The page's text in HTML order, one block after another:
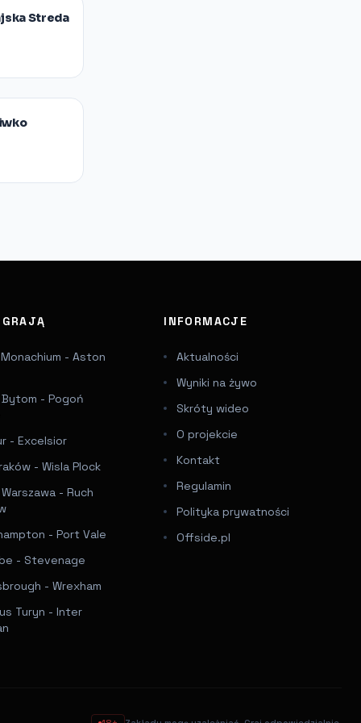
Streda
- Aston
Bytom - Pogoń
- Excelsior
- Wisla Plock
- Ruch
- Port Vale
- Stevenage
- Wrexham
Turyn - Inter
INFORMACJE
Aktualności
Wyniki na żywo
Skróty wideo
O projekcie
Kontakt
Regulamin
Polityka prywatności
Offside.pl